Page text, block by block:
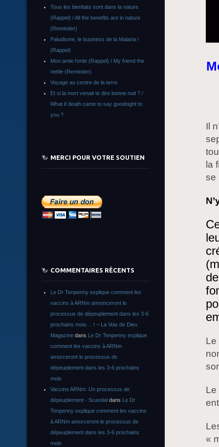
Il
la
se
Le
Le
«
Tous les bienfaits sont dans la nature
(Rappel) / All the benefits are in nature
(Reminder)
Paludisme, le business de la Malaria !
(Rappel)
Mon amie l’ortie (Rappel) / My friend the
nettle (Reminder)
Voyage au centre de la terre
Et si la mort venait te dire bonne nuit ? /
What if death came to say goodnight to
you ?
MERCI POUR VOTRE SOUTIEN
COMMENTAIRES RÉCENTS
Le Dr Tenpenny explique comment les
vaccins à ARNm annonceront le
processus de dépeuplement dans les 3-6
prochains mois… ! – La Voix de Dieu
Magazine dans Le Dr Tenpenny explique
comment les vaccins à ARNm
amorceront le processus de
dépeuplement dans les 3-6 prochains
mois
Vaccins ARNm: Un processus de
dépeuplement - Scandal dans Le Dr
Tenpenny explique comment les vaccins
à ARNm amorceront le processus de
dépeuplement dans les 3-6 prochains
mois